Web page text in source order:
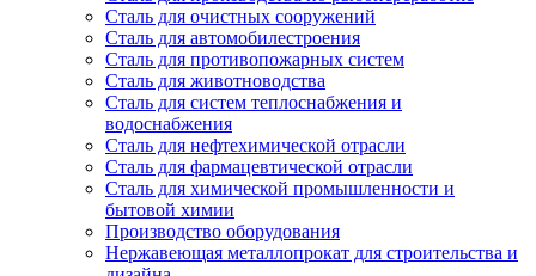
Сталь для очистных сооружений
Сталь для автомобилестроения
Сталь для противопожарных систем
Сталь для животноводства
Сталь для систем теплоснабжения и
водоснабжения
Сталь для нефтехимической отрасли
Сталь для фармацевтической отрасли
Сталь для химической промышленности и
бытовой химии
Производство оборудования
Нержавеющая металлопрокат для строительства и